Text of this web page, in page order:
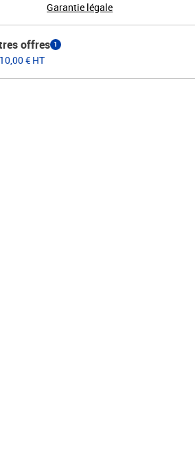
Garantie légale
offres 1
€ HT